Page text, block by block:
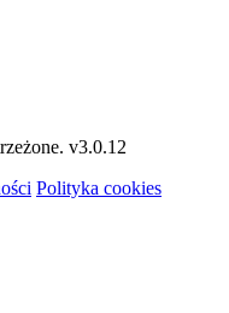
v3.0.12
Polityka cookies